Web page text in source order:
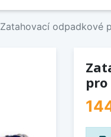
Zatahovací odpadkové
pro